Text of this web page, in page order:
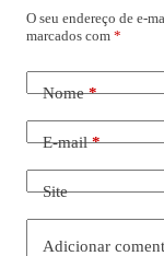
O seu endereço de e-
marcados com *
Nome*
E-mail*
Site
Adicionar